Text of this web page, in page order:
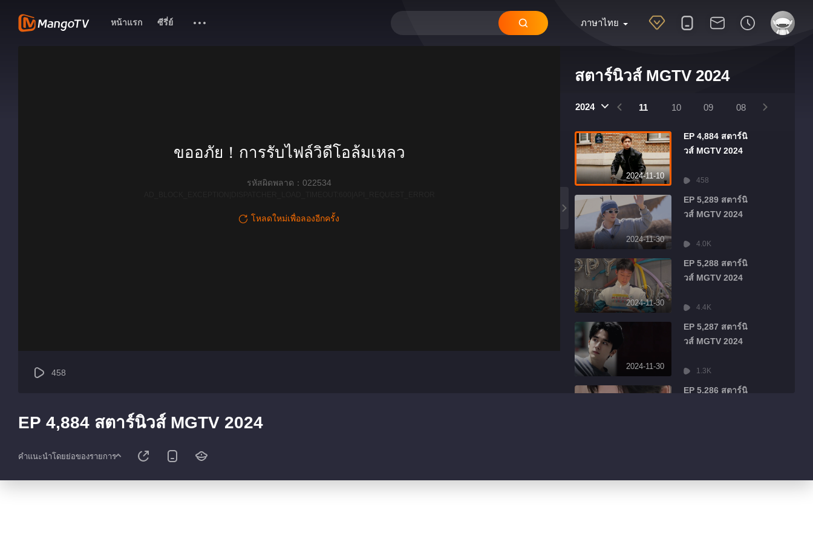
ภาษาไทย
หน้าแรก ซีรี่ย์
สตาร์นิวส์ MGTV 2024
2024
01 12 11 10 09 08
2024-11-10
EP 4,884 สตาร์นิ
วส์ MGTV 2024
458
2024-11-30
EP 5,289 สตาร์นิ
วส์ MGTV 2024
4.0K
2024-11-30
EP 5,288 สตาร์นิ
วส์ MGTV 2024
4.4K
2024-11-30
EP 5,287 สตาร์นิ
วส์ MGTV 2024
1.3K
EP 5,286 สตาร์นิ
ขออภัย！การรับไฟล์วิดีโอล้มเหลว
รหัสผิดพลาด：022534
โหลดใหม่เพื่อลองอีกครั้ง
458
EP 4,884 สตาร์นิวส์ MGTV 2024
คำแนะนำโดยย่อของรายการ